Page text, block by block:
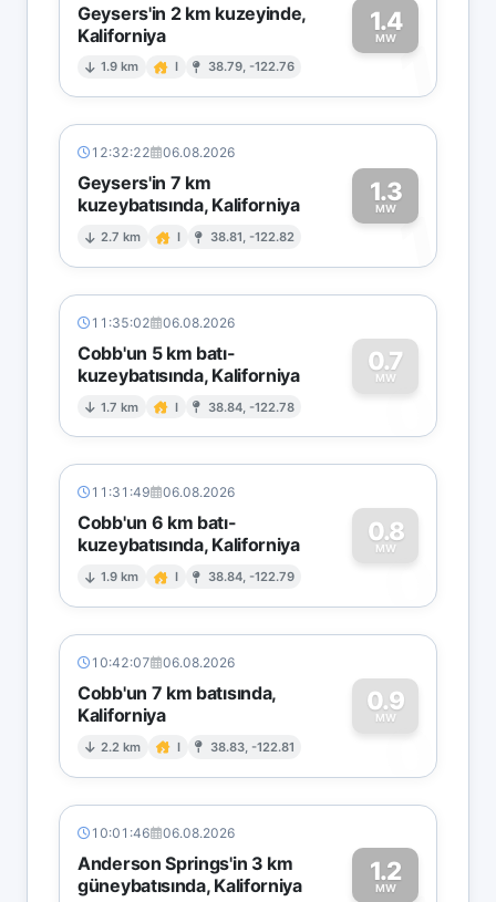
Geysers'in 2 km kuzeyinde,
Kaliforniya
1.9 km I 38.79, -122.76
1.4
MW1
12:32:22 06.08.2026
Geysers'in 7 km
kuzeybatısında, Kaliforniya
2.7 km I 38.81, -122.82
1.3
MW1
11:35:02 06.08.2026
Cobb'un 5 km batı-
kuzeybatısında, Kaliforniya
1.7 km I 38.84, -122.78
0.7
MW
0
11:31:49 06.08.2026
Cobb'un 6 km batı-
kuzeybatısında, Kaliforniya
1.9 km I 38.84, -122.79
0.8
MW
0
10:42:07 06.08.2026
Cobb'un 7 km batısında,
Kaliforniya
2.2 km I 38.83, -122.81
0.9
MW
0
10:01:46 06.08.2026
Anderson Springs'in 3 km
güneybatısında, Kaliforniya
1.2
MW